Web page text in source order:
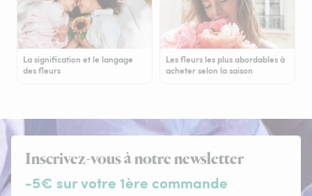
La signification et le langage
des fleurs
Les fleurs les plus abordables à
acheter selon la saison
Inscrivez-vous à notre newsletter
-5€ sur votre 1ère commande